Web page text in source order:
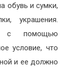
обувь и сумки,
украшения.
с помощью
условие, что
и ее должно